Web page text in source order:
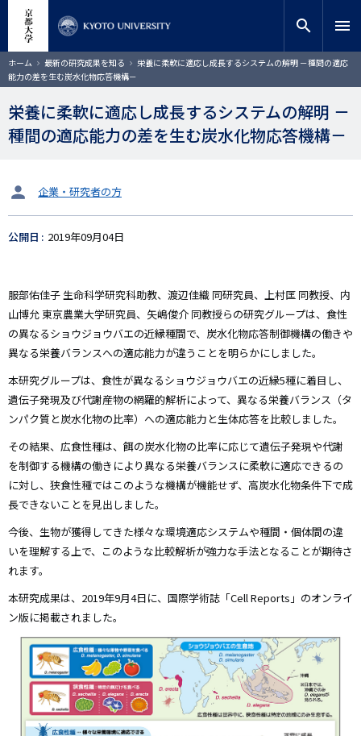
コ
ン
テ
ン
ツ
に
サイト内検索
検索
search menu
ホーム 最新の研究成果を知る
栄養に柔軟に適応し成長するシステムの解明 －種間の適応
能力の差を生む炭水化物応答機構－
栄養に柔軟に適応し成長するシステムの解明 －
種間の適応能力の差を生む炭水化物応答機構－
タ
ッ
企業・研究者の方
公開日 2019年09月04日
服部佑佳子 生命科学研究科助教、渡辺佳織 同研究員、上村匡 同教授、内
山博允 東京農業大学研究員、矢嶋俊介 同教授らの研究グループは、食性
の異なるショウジョウバエの近縁種間で、炭水化物応答制御機構の働きや
異なる栄養バランスへの適応能力が違うことを明らかにしました。
本研究グループは、食性が異なるショウジョウバエの近縁5種に着目し、
遺伝子発現及び代謝産物の網羅的解析によって、異なる栄養バランス（タ
ンパク質と炭水化物の比率）への適応能力と生体応答を比較しました。
その結果、広食性種は、餌の炭水化物の比率に応じて遺伝子発現や代謝
を制御する機構の働きにより異なる栄養バランスに柔軟に適応できるの
に対し、狭食性種ではこのような機構が機能せず、高炭水化物条件下で成
長できないことを見出しました。
今後、生物が獲得してきた様々な環境適応システムや種間・個体間の違
いを理解する上で、このような比較解析が強力な手法となることが期待さ
れます。
本研究成果は、2019年9月4日に、国際学術誌「Cell Reports」のオンライ
ン版に掲載されました。